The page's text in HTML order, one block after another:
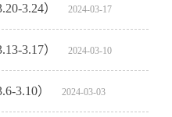
3.24） 2024-03-17
3.17） 2024-03-10
3.10） 2024-03-03